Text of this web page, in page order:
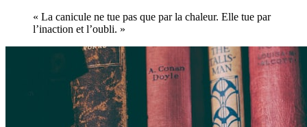
« La canicule ne tue pas que par la chaleur. Elle tue par
l’inaction et l’oubli. »